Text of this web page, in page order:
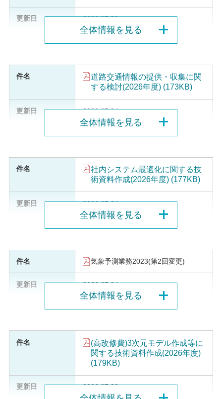
2026.07.30
全体情報を見る
道路交通情報の提供・収集に関
する検討(2026年度) (173KB)
2026.07.24
全体情報を見る
社内システム最適化に関する技
術資料作成(2026年度) (177KB)
2026.07.24
全体情報を見る
気象予測業務2023(第2回変更)
2026.07.24
全体情報を見る
(高改修費)3次元モデル作成等に
関する技術資料作成(2026年度)
(179KB)
2026.07.23